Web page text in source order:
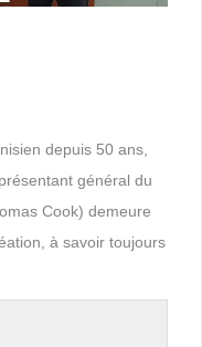
depuis 50 ans,
général du
Cook) demeure
à savoir toujours